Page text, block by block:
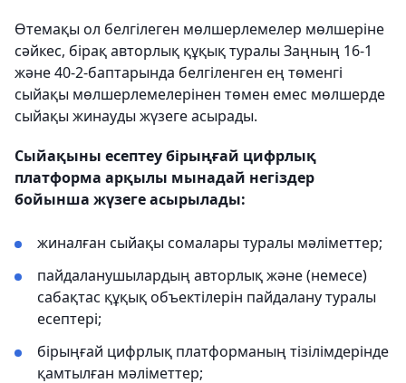
Өтемақы ол белгілеген мөлшерлемелер мөлшеріне
сәйкес, бірақ авторлық құқық туралы Заңның 16-1
және 40-2-баптарында белгіленген ең төменгі
сыйақы мөлшерлемелерінен төмен емес мөлшерде
сыйақы жинауды жүзеге асырады.
Сыйақыны есептеу бірыңғай цифрлық
платформа арқылы мынадай негіздер
бойынша жүзеге асырылады:
жиналған сыйақы сомалары туралы мәліметтер;
пайдаланушылардың авторлық және (немесе)
сабақтас құқық объектілерін пайдалану туралы
есептері;
бірыңғай цифрлық платформаның тізілімдерінде
қамтылған мәліметтер;